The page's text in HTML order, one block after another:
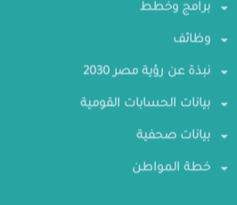
برامج وخطط
وظائف
نبذة عن رؤية مصر 2030
بيانات الحسابات القومية
بيانات صحفية
خطة المواطن